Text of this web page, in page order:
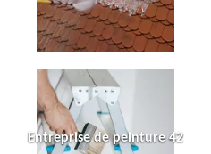
Entreprise de peinture 42